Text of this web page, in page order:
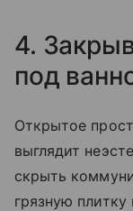
4.
под
Открытое
выглядит
скрыть
грязную